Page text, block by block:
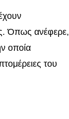
Όπως ανέφερε,
οποία
του